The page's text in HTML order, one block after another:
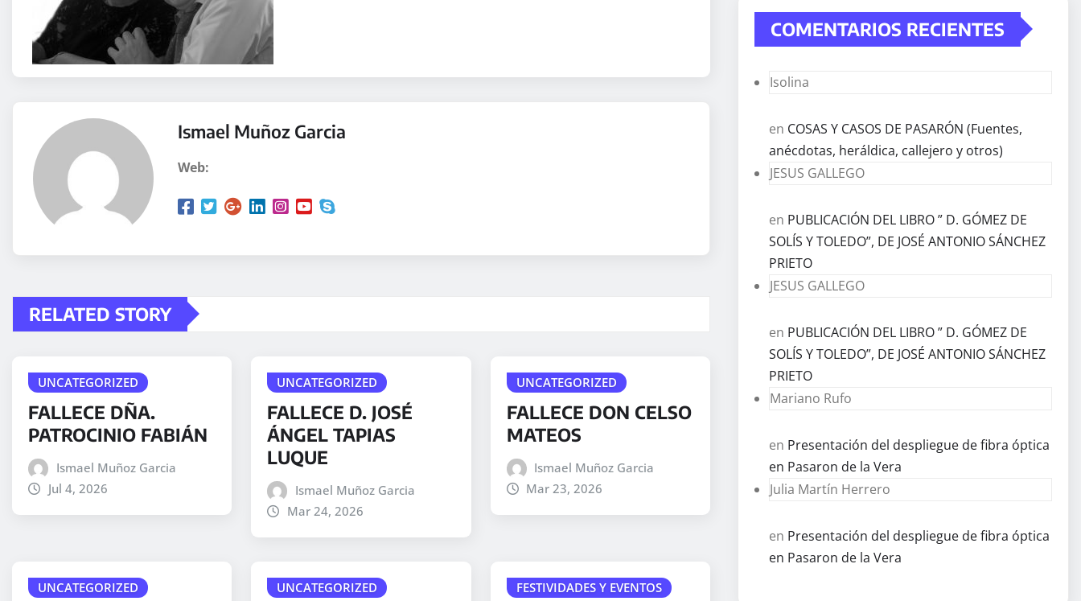
Ismael Muñoz Garcia
Web:
RELATED STORY
UNCATEGORIZED
FALLECE DÑA.
PATROCINIO FABIÁN
Ismael Muñoz Garcia
Jul 4, 2026
UNCATEGORIZED
FALLECE D. JOSÉ
ÁNGEL TAPIAS
LUQUE
Ismael Muñoz Garcia
Mar 24, 2026
UNCATEGORIZED
FALLECE DON CELSO
MATEOS
Ismael Muñoz Garcia
Mar 23, 2026
UNCATEGORIZED UNCATEGORIZED
FESTIVIDADES Y EVENTOS
COMENTARIOS RECIENTES
Isolina
en COSAS Y CASOS DE PASARÓN (Fuentes,
anécdotas, heráldica, callejero y otros)
JESUS GALLEGO
en PUBLICACIÓN DEL LIBRO ” D. GÓMEZ DE
SOLÍS Y TOLEDO”, DE JOSÉ ANTONIO SÁNCHEZ
PRIETO
JESUS GALLEGO
en PUBLICACIÓN DEL LIBRO ” D. GÓMEZ DE
SOLÍS Y TOLEDO”, DE JOSÉ ANTONIO SÁNCHEZ
PRIETO
Mariano Rufo
en Presentación del despliegue de fibra óptica
en Pasaron de la Vera
Julia Martín Herrero
en Presentación del despliegue de fibra óptica
en Pasaron de la Vera